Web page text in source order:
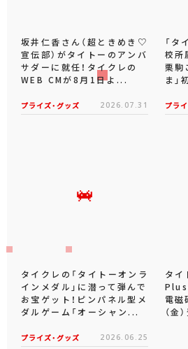
坂井仁香さん（超ときめき♡
宣伝部）がタイトーのアンバ
サダーに就任！タイクレの
WEB CMが8月1日よ...
プライズ・グッズ 2026.07.31
「タ
校所
栗駒
ま
プラ
タイクレの「タイトーオンラ
インメダル」に潜って弾んで
お宝ゲット！ピンパネル型メ
ダルゲーム「オーシャン...
プライズ・グッズ 2026.06.25
タイ
電磁
（金